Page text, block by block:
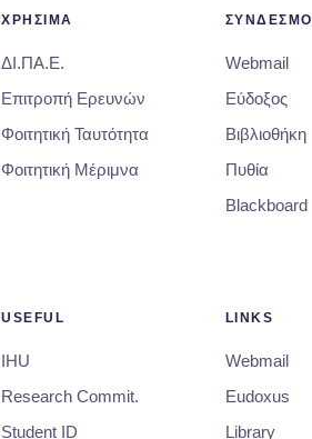
ΧΡΗΣΙΜΑ
ΔΙ.ΠΑ.Ε.
Επιτροπή Ερευνών
Φοιτητική Ταυτότητα
Φοιτητική Μέριμνα
ΣΥΝΔΕΣΜΟΙ
Webmail
Εύδοξος
Βιβλιοθήκη
Πυθία
Blackboard
USEFUL
IHU
Research Commit.
Student ID
LINKS
Webmail
Eudoxus
Library